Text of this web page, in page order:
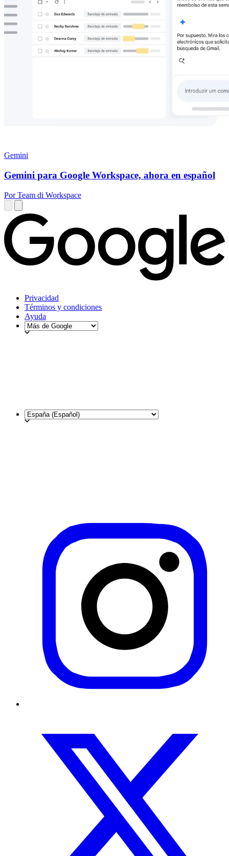
Gemini
Gemini para Google Workspace, ahora en español
Por Team di Workspace
Privacidad
Términos y condiciones
Ayuda